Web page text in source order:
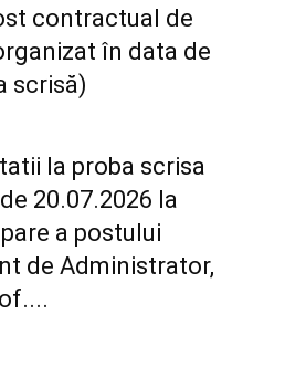
contractual de
în data de
scrisă)
la proba scrisa
20.07.2026 la
a postului
de Administrator,